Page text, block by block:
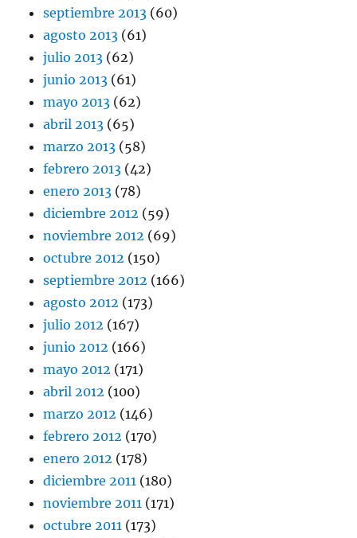
septiembre 2013 (60)
agosto 2013 (61)
julio 2013 (62)
junio 2013 (61)
mayo 2013 (62)
abril 2013 (65)
marzo 2013 (58)
febrero 2013 (42)
enero 2013 (78)
diciembre 2012 (59)
noviembre 2012 (69)
octubre 2012 (150)
septiembre 2012 (166)
agosto 2012 (173)
julio 2012 (167)
junio 2012 (166)
mayo 2012 (171)
abril 2012 (100)
marzo 2012 (146)
febrero 2012 (170)
enero 2012 (178)
diciembre 2011 (180)
noviembre 2011 (171)
octubre 2011 (173)